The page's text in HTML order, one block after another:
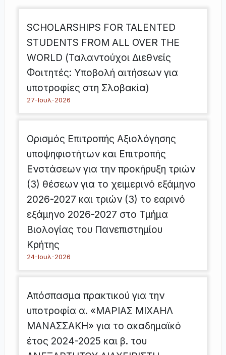
SCHOLARSHIPS FOR TALENTED
STUDENTS FROM ALL OVER THE
WORLD (Ταλαντούχοι Διεθνείς
Φοιτητές: Υποβολή αιτήσεων για
υποτροφίες στη Σλοβακία)
27-Ιουλ-2026
Ορισμός Επιτροπής Αξιολόγησης
υποψηφιοτήτων και Επιτροπής
Ενστάσεων για την προκήρυξη τριών
(3) θέσεων για το χειμερινό εξάμηνο
2026-2027 και τριών (3) το εαρινό
εξάμηνο 2026-2027 στο Τμήμα
Βιολογίας του Πανεπιστημίου
Κρήτης
24-Ιουλ-2026
Απόσπασμα πρακτικού για την
υποτροφία α. «ΜΑΡΙΑΣ ΜΙΧΑΗΛ
ΜΑΝΑΣΣΑΚΗ» για το ακαδημαϊκό
έτος 2024-2025 και β. του